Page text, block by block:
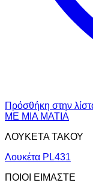
Πρόσθήκη στην
ΜΕ ΜΙΑ ΜΑΤΙΑ
ΛΟΥΚΕΤΑ ΤΑΚΟΥ
Λουκέτα PL431
ΠΟΙΟΙ ΕΙΜΑΣΤΕ